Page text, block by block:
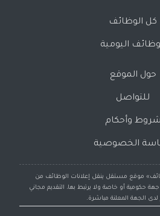
كل الوظائف
اليومية
حول الموقع
للتواصل
شروط وأحكام
الخصوصية
موقع مستقل ينقل إعلانات الوظائف من
حكومية أو خاصة ولا يرتبط بها، التقديم مجاني
لدى الجهة المعلنة مباشرة.